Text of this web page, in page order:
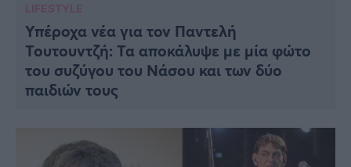
LIFESTYLE
Υπέροχα νέα για τον Παντελή
Τουτουντζή: Τα αποκάλυψε με μία φώτο
του συζύγου του Νάσου και των δύο
παιδιών τους